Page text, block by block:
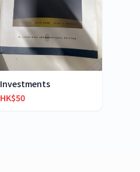
Investments
HK$50